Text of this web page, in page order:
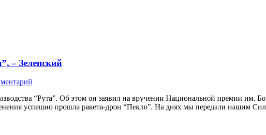
– Зеленский
“Рута”. Об этом он заявил на вручении Национальной премии им.
успешно прошла ракета-дрон “Пекло”. На днях мы передали нашим